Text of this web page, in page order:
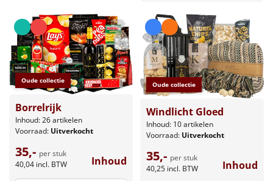
Oude collectie
Borrelrijk
Inhoud: 26 artikelen
Voorraad: Uitverkocht
35,- per stuk
40,04 incl. BTW Inhoud
Oude collectie
Windlicht Gloed
Inhoud: 10 artikelen
Voorraad: Uitverkocht
35,- per stuk
40,25 incl. BTW Inhoud